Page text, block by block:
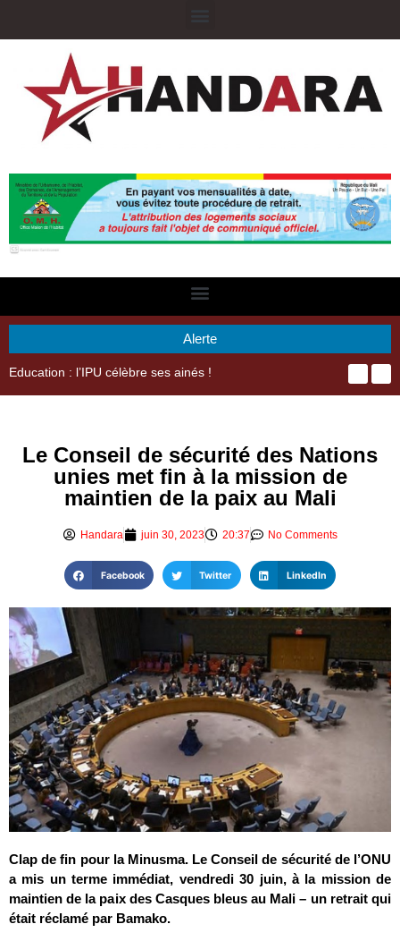
Alerte
Le Conseil de sécurité des Nations
unies met fin à la mission de
maintien de la paix au Mali
Handara juin 30, 2023 20:37 No Comments
Facebook Twitter LinkedIn
Clap de fin pour la Minusma. Le Conseil de sécurité de l’ONU
a mis un terme immédiat, vendredi 30 juin, à la mission de
maintien de la paix des Casques bleus au Mali – un retrait qui
était réclamé par Bamako.